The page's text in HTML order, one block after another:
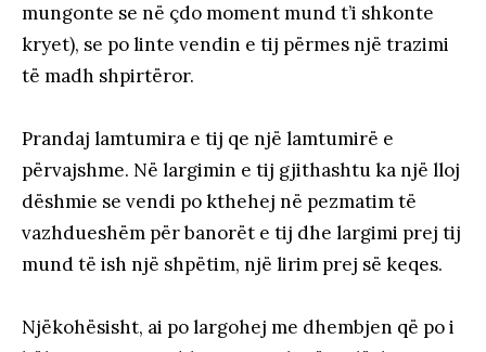
mungonte se në çdo moment mund t’i shkonte
kryet), se po linte vendin e tij përmes një trazimi
të madh shpirtëror.
Prandaj lamtumira e tij qe një lamtumirë e
përvajshme. Në largimin e tij gjithashtu ka një lloj
dëshmie se vendi po kthehej në pezmatim të
vazhdueshëm për banorët e tij dhe largimi prej tij
mund të ish një shpëtim, një lirim prej së keqes.
Njëkohësisht, ai po largohej me dhembjen që po i